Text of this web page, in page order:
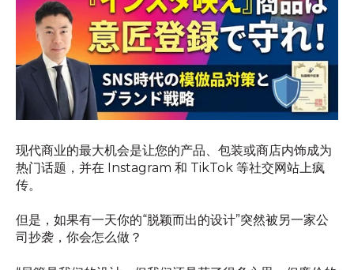
现代商业的最大机会是让您的产品、包装或商店内饰成为
热门话题，并在 Instagram 和 TikTok 等社交网站上疯
传。
但是，如果有一天你的“脱颖而出的设计”突然被另一家公
司抄袭，你会怎么做？